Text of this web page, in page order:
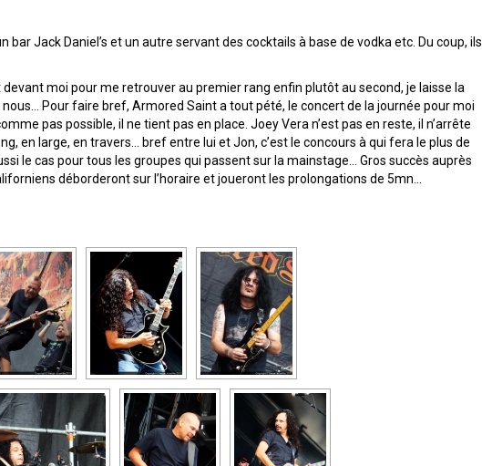
Jack Daniel’s et un autre servant des cocktails à base de vodka etc. Du coup, ils
devant moi pour me retrouver au premier rang enfin plutôt au second, je laisse la
nous… Pour faire bref, Armored Saint a tout pété, le concert de la journée pour moi
pas possible, il ne tient pas en place. Joey Vera n’est pas en reste, il n’arrête
en large, en travers… bref entre lui et Jon, c’est le concours à qui fera le plus de
le cas pour tous les groupes qui passent sur la mainstage… Gros succès auprès
déborderont sur l’horaire et joueront les prolongations de 5mn…